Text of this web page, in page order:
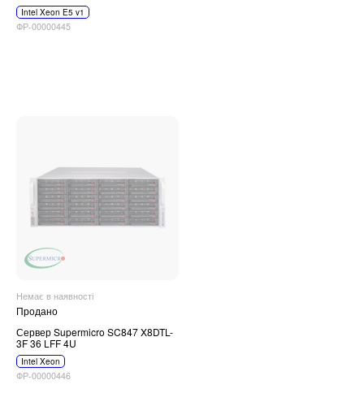
Intel Xeon E5 v1
ФР-00000445
Немає в наявності
Продано
Сервер Supermicro SC847 X8DTL-
3F 36 LFF 4U
Intel Xeon
ФР-00000446